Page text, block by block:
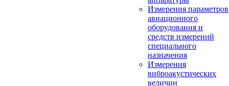
Измерения параметров
авиационного
оборудования и
средств измерений
специального
назначения
Измерения
виброакустических
величин